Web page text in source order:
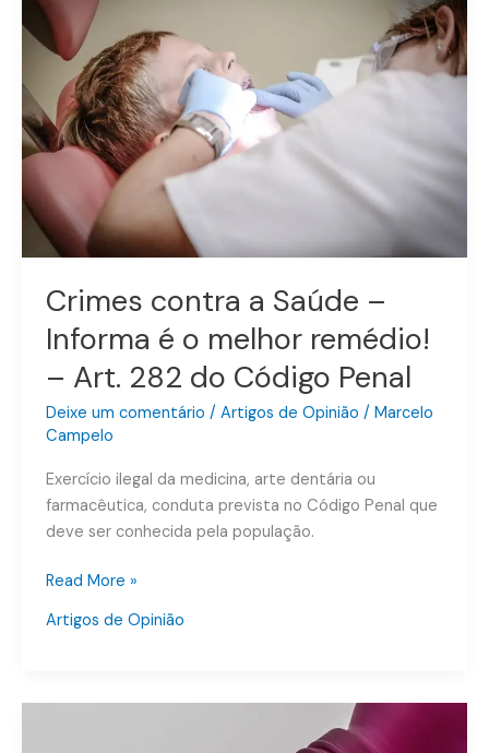
Crimes contra a Saúde –
Informa é o melhor remédio!
– Art. 282 do Código Penal
Deixe um comentário / Artigos de Opinião / Marcelo
Campelo
Exercício ilegal da medicina, arte dentária ou
farmacêutica, conduta prevista no Código Penal que
deve ser conhecida pela população.
a
Saúde
Informa
é
o
melhor
remédio!
–
Art.
282
do
Código
Penal
Read More »
Artigos de Opinião